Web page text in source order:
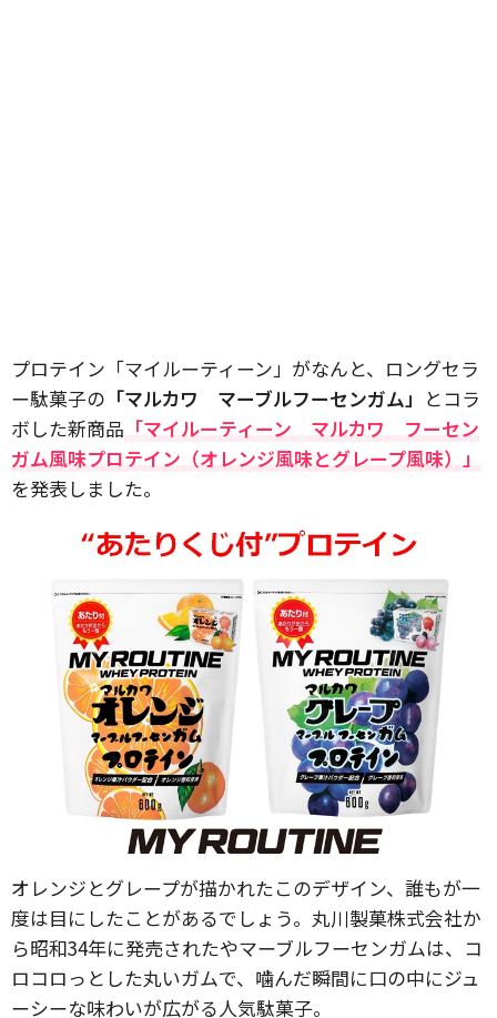
プロテイン「マイルーティーン」がなんと、ロングセラ
ー駄菓子の 「マルカワ マーブルフーセンガム」 とコラ
ボした新商品 「マイルーティーン マルカワ フーセン
ガム風味プロテイン（オレンジ風味とグレープ風味）」
を発表しました。
オレンジとグレープが描かれたこのデザイン、誰もが一
度は目にしたことがあるでしょう。丸川製菓株式会社か
ら昭和34年に発売されたやマーブルフーセンガムは、コ
ロコロっとした丸いガムで、噛んだ瞬間に口の中にジュ
ーシーな味わいが広がる人気駄菓子。